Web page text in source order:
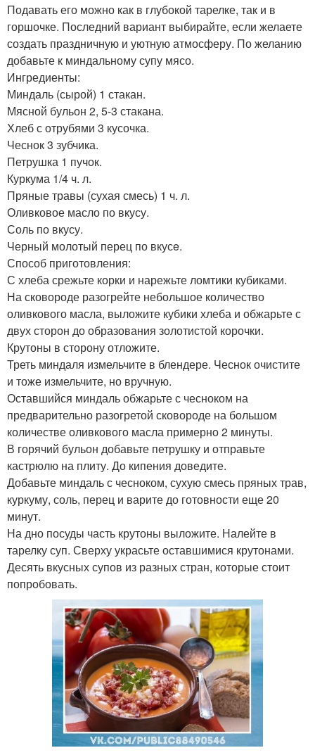
Подавать его можно как в глубокой тарелке, так и в
горшочке. Последний вариант выбирайте, если желаете
создать праздничную и уютную атмосферу. По желанию
добавьте к миндальному супу мясо.
Ингредиенты:
Миндаль (сырой) 1 стакан.
Мясной бульон 2, 5-3 стакана.
Хлеб с отрубями 3 кусочка.
Чеснок 3 зубчика.
Петрушка 1 пучок.
Куркума 1/4 ч. л.
Пряные травы (сухая смесь) 1 ч. л.
Оливковое масло по вкусу.
Соль по вкусу.
Черный молотый перец по вкусe.
Способ приготовления:
С хлеба срежьте корки и нарежьте ломтики кубиками.
На сковороде разогрейте небольшое количество
оливкового масла, выложите кубики хлеба и обжарьте с
двух сторон до образования золотистой корочки.
Крутоны в сторону отложите.
Треть миндаля измельчите в блендере. Чеснок очистите
и тоже измельчите, но вручную.
Оставшийся миндаль обжарьте с чесноком на
предварительно разогретой сковороде на большом
количестве оливкового масла примерно 2 минуты.
В горячий бульон добавьте петрушку и отправьте
кастрюлю на плиту. До кипения доведите.
Добавьте миндаль с чесноком, сухую смесь пряных трав,
куркуму, соль, перец и варите до готовности еще 20
минут.
На дно посуды часть крутоны выложите. Налейте в
тарелку суп. Сверху украсьте оставшимися крутонами.
Десять вкусных супов из разных стран, которые стоит
попробовать.